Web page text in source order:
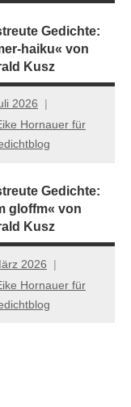
Gedichte:
haiku« von
Kusz
2026
Hornauer für
Gedichte:
gloffm« von
Kusz
2026
Hornauer für